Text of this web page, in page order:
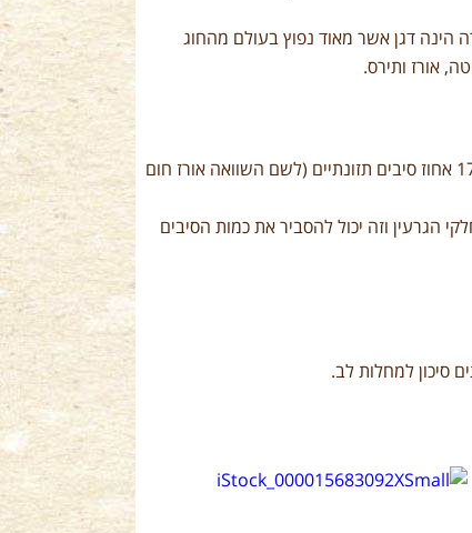
כמידה השווה ל-3 גרגרי שעורה. השעורה הינה דגן אשר מאוד נפוץ בעולם מהחוג
אורז ותירס.
שעורה הינה הדגן העשיר ביותר בסיבים תזונתיים בהשוואה לשאר הדגנים, מכילה כ 17% אחוז סיבים תזונתיים (לשם השוואה אורז חום
הגרעין וזה יכול להסביר את כמות הסיבים
סיכון למחלות לב.